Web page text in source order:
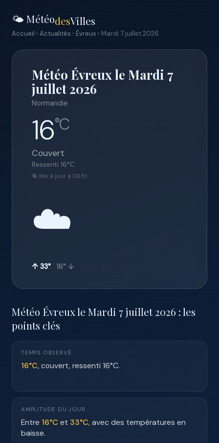
🌤️ MétéodesVilles
Accueil › Actualités › Évreux › Mardi 7 juillet 2026
Météo Évreux le Mardi 7
juillet 2026
Normandie
16°C
Couvert
Ressenti 16°C
🔄 Mis à jour à 06:51
☁️
↑ 33° 16° ↓
Météo Évreux le Mardi 7 juillet 2026 : les
points clés
TEMPS OBSERVÉ
16°C, couvert, ressenti 16°C.
AMPLITUDE DU JOUR
Entre 16°C et 33°C, avec des températures en
baisse.